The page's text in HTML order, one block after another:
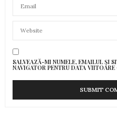
SALVEAZĂ-MI NUMELE, EMAILUL ȘI
NAVIGATOR PENTRU DATA